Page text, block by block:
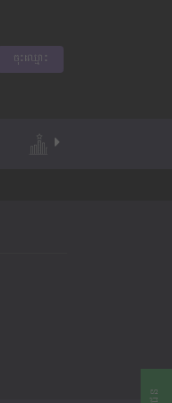
ចុះឈ្មោះ
ការប្រកួត